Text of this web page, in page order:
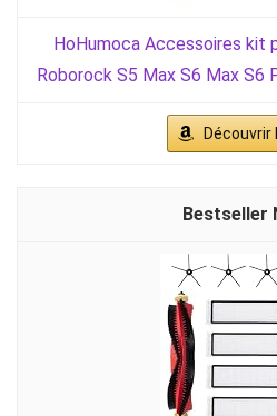
HoHumoca Accessoires kit
Roborock S5 Max S6 Max S6
Découvrir